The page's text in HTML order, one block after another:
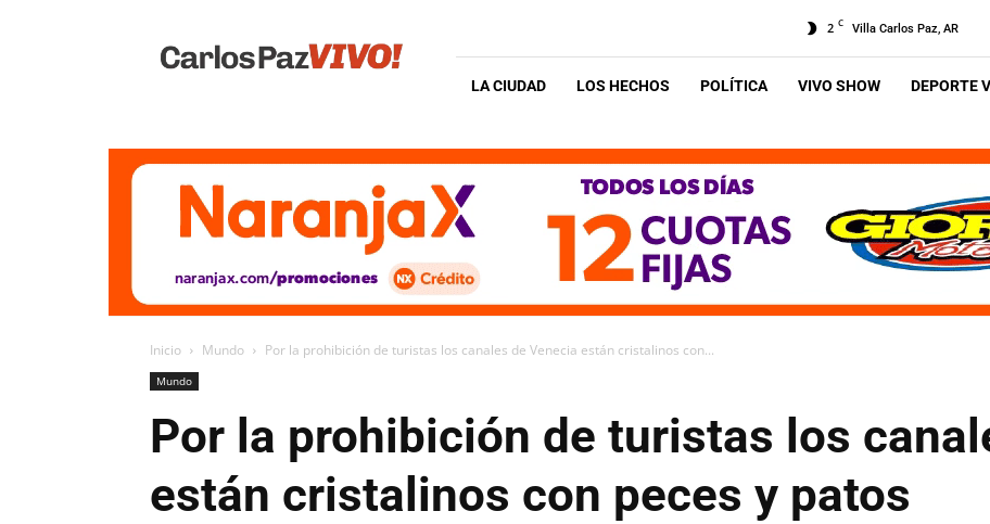
Vivo
2 C Villa Carlos Paz, AR
LA CIUDAD LOS HECHOS POLÍTICA VIVO SHOW DEPORTE
Inicio Mundo Por la prohibición de turistas los canales de Venecia están cristalinos con...
Mundo
Por la prohibición de turistas los
están cristalinos con peces y patos